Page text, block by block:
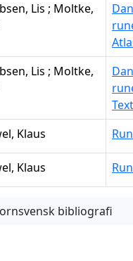
Lis ; Moltke,
Lis ; Moltke,
Text
Klaus
Klaus
Nästa
bibliografi